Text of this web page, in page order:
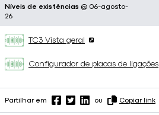
Níveis de existências @ 06-agosto-
26
TC3 Vista geral
Configurador de placas de ligações
Partilhar em ou Copiar link